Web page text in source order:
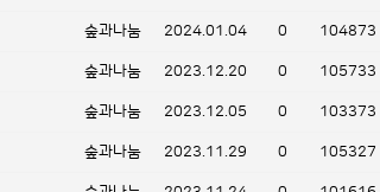
숲과나눔 2024.01.04 0 104873
숲과나눔 2023.12.20 0 105733
숲과나눔 2023.12.05 0 103373
숲과나눔 2023.11.29 0 105327